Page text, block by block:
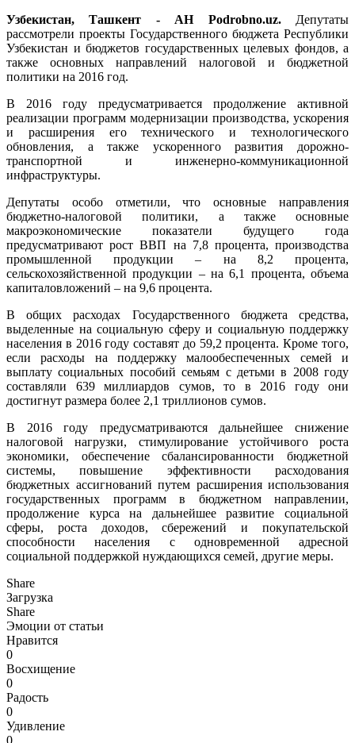
Узбекистан, Ташкент - АН Podrobno.uz.Депутаты
рассмотрели проекты Государственного бюджета Республики
Узбекистан и бюджетов государственных целевых фондов, а
также основных направлений налоговой и бюджетной
политики на 2016 год.
В 2016 году предусматривается продолжение активной
реализации программ модернизации производства, ускорения
и расширения его технического и технологического
обновления, а также ускоренного развития дорожно-
транспортной и инженерно-коммуникационной
инфраструктуры.
Депутаты особо отметили, что основные направления
бюджетно-налоговой политики, а также основные
макроэкономические показатели будущего года
предусматривают рост ВВП на 7,8 процента, производства
промышленной продукции – на 8,2 процента,
сельскохозяйственной продукции – на 6,1 процента, объема
капиталовложений – на 9,6 процента.
В общих расходах Государственного бюджета средства,
выделенные на социальную сферу и социальную поддержку
населения в 2016 году составят до 59,2 процента. Кроме того,
если расходы на поддержку малообеспеченных семей и
выплату социальных пособий семьям с детьми в 2008 году
составляли 639 миллиардов сумов, то в 2016 году они
достигнут размера более 2,1 триллионов сумов.
В 2016 году предусматриваются дальнейшее снижение
налоговой нагрузки, стимулирование устойчивого роста
экономики, обеспечение сбалансированности бюджетной
системы, повышение эффективности расходования
бюджетных ассигнований путем расширения использования
государственных программ в бюджетном направлении,
продолжение курса на дальнейшее развитие социальной
сферы, роста доходов, сбережений и покупательской
способности населения с одновременной адресной
социальной поддержкой нуждающихся семей, другие меры.
Share
Загрузка
Share
Эмоции от статьи
Нравится
0
Восхищение
0
Радость
0
Удивление
0